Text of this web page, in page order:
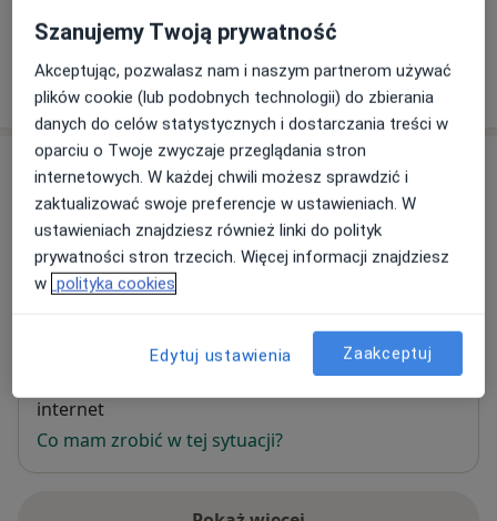
w Szpitalu Specjalistycznym im. dr J. Babińskiego oraz
na Oddziale Klinicznym Psychiatrii Dorosłych, Dzieci i
Młodzieży Szpitala Uniwersyteckiego w Krakowie.
W jaki sposób ustalane są ceny?
Adres
Gabinet Psychoterapii Barbara Targosz
Mały Płaszów 6/17, Podgórze , 30-720 Kraków
otwiera się w nowej karcie
W tym gabinecie nie można umawiać wizyt przez
internet
Co mam zrobić w tej sytuacji?
Szanujemy Twoją prywatność
Akceptując, pozwalasz nam i naszym partnerom używać
plików cookie (lub podobnych technologii) do zbierania
danych do celów statystycznych i dostarczania treści w
oparciu o Twoje zwyczaje przeglądania stron
internetowych. W każdej chwili możesz sprawdzić i
zaktualizować swoje preferencje w ustawieniach. W
ustawieniach znajdziesz również linki do polityk
prywatności stron trzecich. Więcej informacji znajdziesz
w polityka cookies
Edytuj ustawienia Zaakceptuj